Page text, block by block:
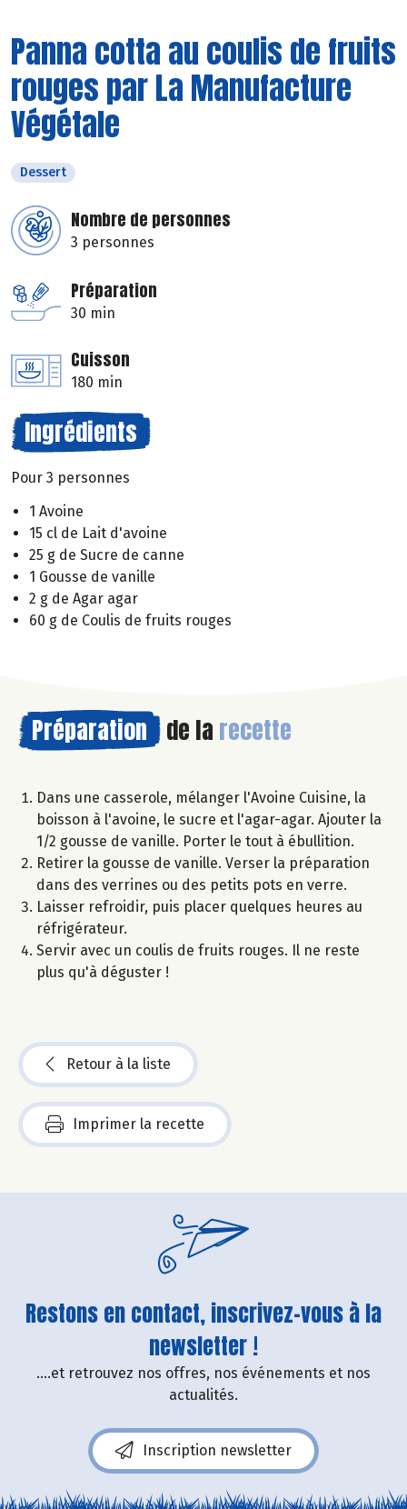
Panna cotta au coulis de fruits
rouges par La Manufacture
Végétale
Dessert
Nombre de personnes
3 personnes
Préparation
30 min
Cuisson
180 min
Ingrédients
Pour 3 personnes
1 Avoine
15 cl de Lait d'avoine
25 g de Sucre de canne
1 Gousse de vanille
2 g de Agar agar
60 g de Coulis de fruits rouges
Préparation de la recette
Dans une casserole, mélanger l'Avoine Cuisine, la
boisson à l'avoine, le sucre et l'agar-agar. Ajouter la
1/2 gousse de vanille. Porter le tout à ébullition.
Retirer la gousse de vanille. Verser la préparation
dans des verrines ou des petits pots en verre.
Laisser refroidir, puis placer quelques heures au
réfrigérateur.
Servir avec un coulis de fruits rouges. Il ne reste
plus qu'à déguster !
Retour à la liste
Imprimer la recette
Restons en contact, inscrivez-vous à la
newsletter !
....et retrouvez nos offres, nos événements et nos
actualités.
Inscription newsletter